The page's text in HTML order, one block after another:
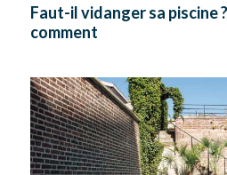
Faut-il vidanger sa piscine
comment